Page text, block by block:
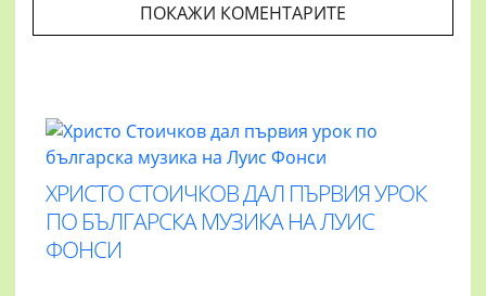
ПОКАЖИ КОМЕНТАРИТЕ
ХРИСТО СТОИЧКОВ ДАЛ ПЪРВИЯ УРОК
ПО БЪЛГАРСКА МУЗИКА НА ЛУИС
ФОНСИ